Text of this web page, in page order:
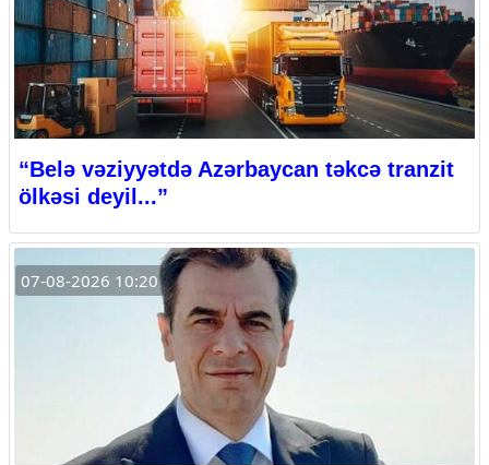
“Belə vəziyyətdə Azərbaycan təkcə tranzit
ölkəsi deyil...”
07-08-2026 10:20